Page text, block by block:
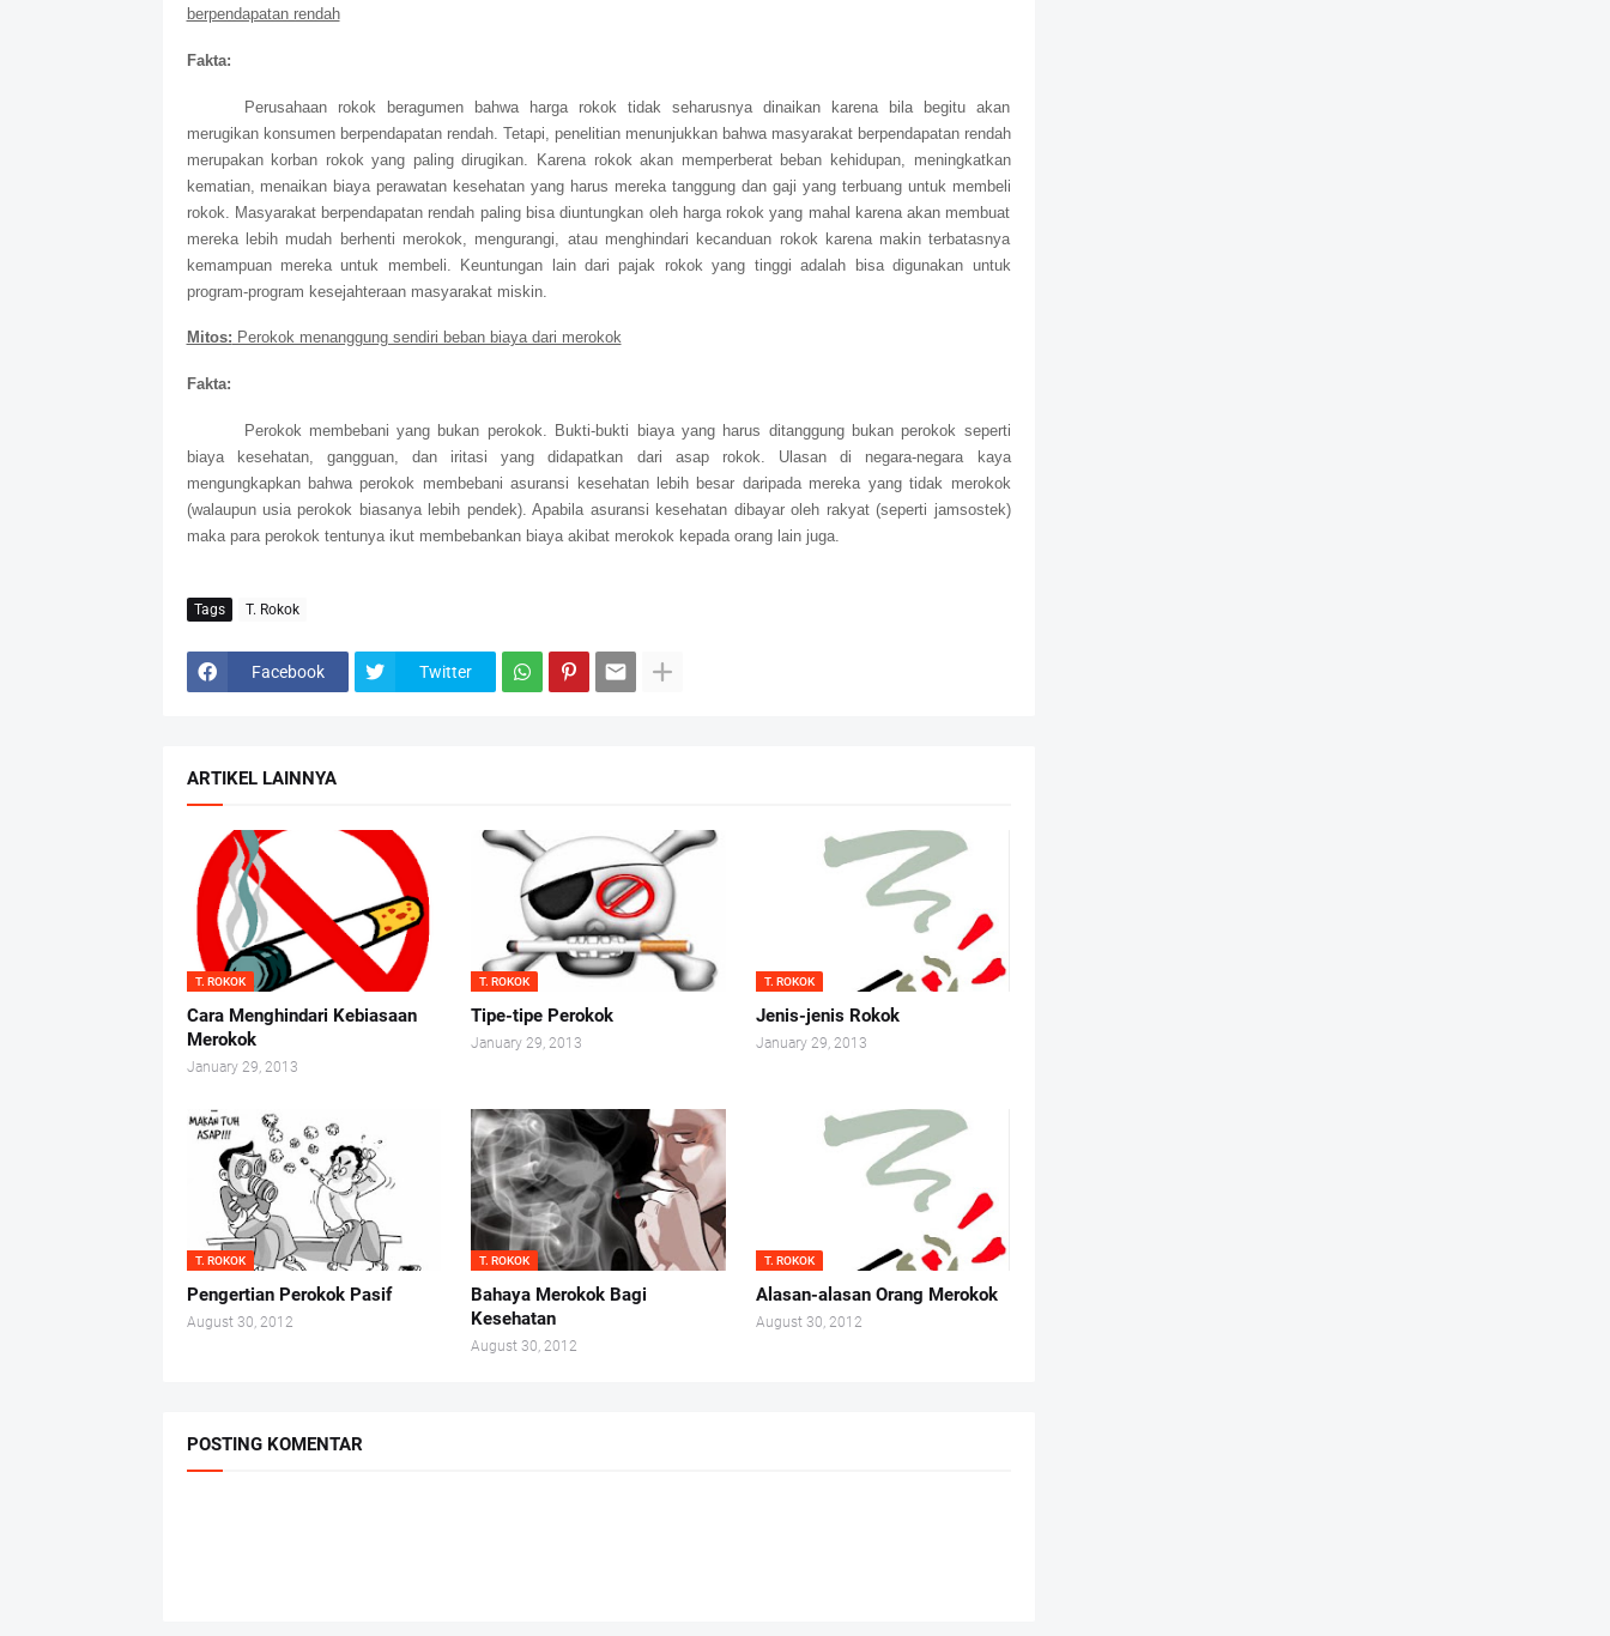
berpendapatan rendah
Fakta:
Perusahaan rokok beragumen bahwa harga rokok tidak seharusnya dinaikan karena bila begitu akan
merugikan konsumen berpendapatan rendah. Tetapi, penelitian menunjukkan bahwa masyarakat berpendapatan rendah
merupakan korban rokok yang paling dirugikan. Karena rokok akan memperberat beban kehidupan, meningkatkan
kematian, menaikan biaya perawatan kesehatan yang harus mereka tanggung dan gaji yang terbuang untuk membeli
rokok. Masyarakat berpendapatan rendah paling bisa diuntungkan oleh harga rokok yang mahal karena akan membuat
mereka lebih mudah berhenti merokok, mengurangi, atau menghindari kecanduan rokok karena makin terbatasnya
kemampuan mereka untuk membeli. Keuntungan lain dari pajak rokok yang tinggi adalah bisa digunakan untuk
program-program kesejahteraan masyarakat miskin.
Mitos: Perokok menanggung sendiri beban biaya dari merokok
Fakta:
Perokok membebani yang bukan perokok. Bukti-bukti biaya yang harus ditanggung bukan perokok seperti
biaya kesehatan, gangguan, dan iritasi yang didapatkan dari asap rokok. Ulasan di negara-negara kaya
mengungkapkan bahwa perokok membebani asuransi kesehatan lebih besar daripada mereka yang tidak merokok
(walaupun usia perokok biasanya lebih pendek). Apabila asuransi kesehatan dibayar oleh rakyat (seperti jamsostek)
maka para perokok tentunya ikut membebankan biaya akibat merokok kepada orang lain juga.
Tags T. Rokok
Facebook Twitter
ARTIKEL LAINNYA
T. ROKOK
Cara Menghindari Kebiasaan
Merokok
January 29, 2013
T. ROKOK
Tipe-tipe Perokok
January 29, 2013
T. ROKOK
Jenis-jenis Rokok
January 29, 2013
T. ROKOK
Pengertian Perokok Pasif
August 30, 2012
T. ROKOK
Bahaya Merokok Bagi
Kesehatan
August 30, 2012
T. ROKOK
Alasan-alasan Orang Merokok
August 30, 2012
POSTING KOMENTAR